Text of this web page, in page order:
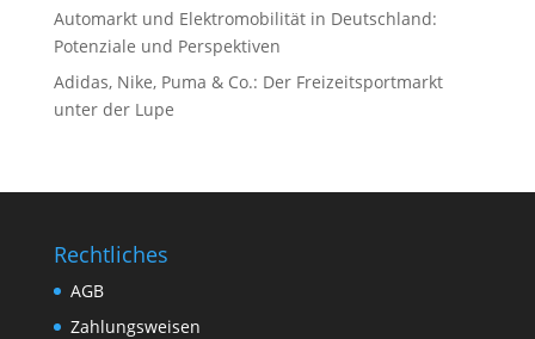
Automarkt und Elektromobilität in Deutschland:
Potenziale und Perspektiven
Adidas, Nike, Puma & Co.: Der Freizeitsportmarkt
unter der Lupe
Rechtliches
AGB
Zahlungsweisen